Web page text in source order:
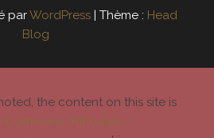
parWordPress | Thème : Head
Blog
the content on this site is
Commons Attribution-